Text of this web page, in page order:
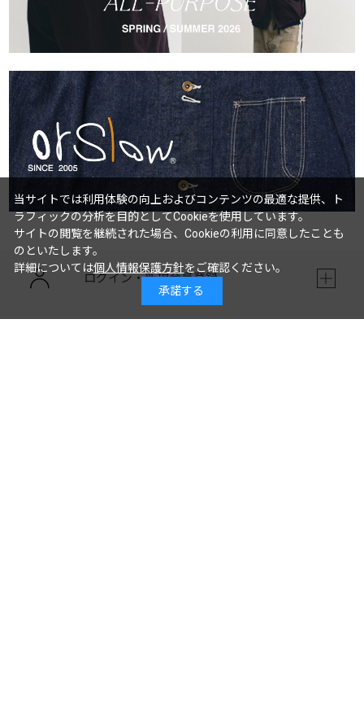
ログイン・新規会員登録
当サイトでは利用体験の向上およびコンテンツの最適な提供、ト
ラフィックの分析を目的としてCookieを使用しています。
サイトの閲覧を継続された場合、Cookieの利用に同意したことも
のといたします。
詳細については個人情報保護方針をご確認ください。
承諾する